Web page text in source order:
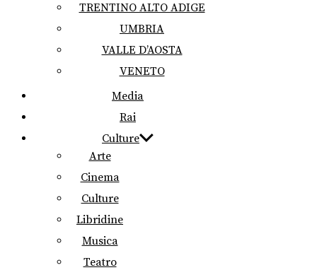
TRENTINO ALTO ADIGE
UMBRIA
VALLE D’AOSTA
VENETO
Media
Rai
Culture
Arte
Cinema
Culture
Libridine
Musica
Teatro